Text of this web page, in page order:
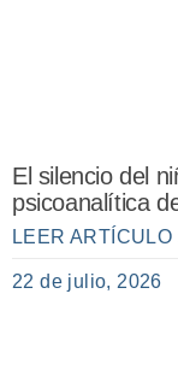
El silencio del
psicoanalítica
LEER ARTÍCULO
22 de julio, 2026